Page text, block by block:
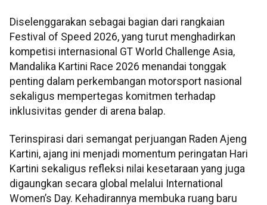
Diselenggarakan sebagai bagian dari rangkaian
Festival of Speed 2026, yang turut menghadirkan
kompetisi internasional GT World Challenge Asia,
Mandalika Kartini Race 2026 menandai tonggak
penting dalam perkembangan motorsport nasional
sekaligus mempertegas komitmen terhadap
inklusivitas gender di arena balap.
Terinspirasi dari semangat perjuangan Raden Ajeng
Kartini, ajang ini menjadi momentum peringatan Hari
Kartini sekaligus refleksi nilai kesetaraan yang juga
digaungkan secara global melalui International
Women’s Day. Kehadirannya membuka ruang baru